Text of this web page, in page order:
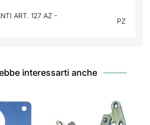
ART. 127 AZ -
PZ
interessarti anche